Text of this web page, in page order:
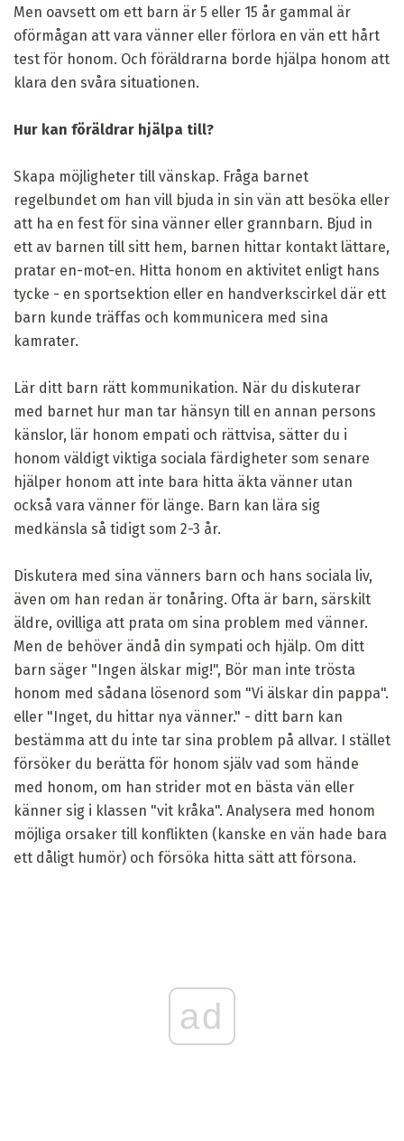
Men oavsett om ett barn är 5 eller 15 år gammal är
oförmågan att vara vänner eller förlora en vän ett hårt
test för honom. Och föräldrarna borde hjälpa honom att
klara den svåra situationen.
Hur kan föräldrar hjälpa till?
Skapa möjligheter till vänskap. Fråga barnet
regelbundet om han vill bjuda in sin vän att besöka eller
att ha en fest för sina vänner eller grannbarn. Bjud in
ett av barnen till sitt hem, barnen hittar kontakt lättare,
pratar en-mot-en. Hitta honom en aktivitet enligt hans
tycke - en sportsektion eller en handverkscirkel där ett
barn kunde träffas och kommunicera med sina
kamrater.
Lär ditt barn rätt kommunikation. När du diskuterar
med barnet hur man tar hänsyn till en annan persons
känslor, lär honom empati och rättvisa, sätter du i
honom väldigt viktiga sociala färdigheter som senare
hjälper honom att inte bara hitta äkta vänner utan
också vara vänner för länge. Barn kan lära sig
medkänsla så tidigt som 2-3 år.
Diskutera med sina vänners barn och hans sociala liv,
även om han redan är tonåring. Ofta är barn, särskilt
äldre, ovilliga att prata om sina problem med vänner.
Men de behöver ändå din sympati och hjälp. Om ditt
barn säger "Ingen älskar mig!", Bör man inte trösta
honom med sådana lösenord som "Vi älskar din pappa".
eller "Inget, du hittar nya vänner." - ditt barn kan
bestämma att du inte tar sina problem på allvar. I stället
försöker du berätta för honom själv vad som hände
med honom, om han strider mot en bästa vän eller
känner sig i klassen "vit kråka". Analysera med honom
möjliga orsaker till konflikten (kanske en vän hade bara
ett dåligt humör) och försöka hitta sätt att försona.
ad